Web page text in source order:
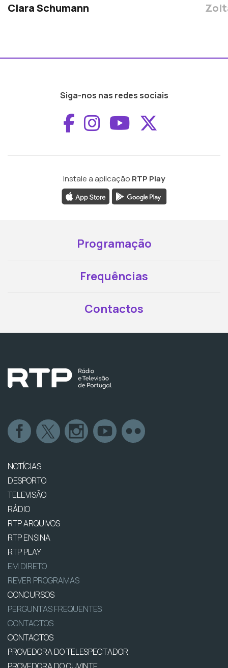
Clara Schumann
Siga-nos nas redes sociais
Aceder ao
Aceder ao
Aceder ao
Instale a aplicação RTP Play
Programação
Frequências
Contactos
NOTÍCIAS
DESPORTO
TELEVISÃO
RÁDIO
RTP ARQUIVOS
RTP ENSINA
RTP PLAY
EM DIRETO
REVER PROGRAMAS
CONCURSOS
PERGUNTAS FREQUENTES
CONTACTOS
CONTACTOS
PROVEDORA DO TELESPECTADOR
PROVEDORA DO OUVINTE